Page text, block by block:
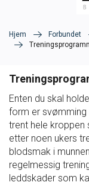
Konferanse
Masterclass
Klubbdrift
Hjem Forbundet
Enten du skal
form er svømming
trent hele kroppen
etter noen ukers
blodsmak i
regelmessig
leddskader som